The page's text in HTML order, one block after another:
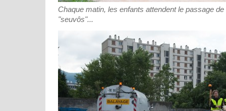
Chaque matin, les enfants attendent le passage
"seuvôs"...